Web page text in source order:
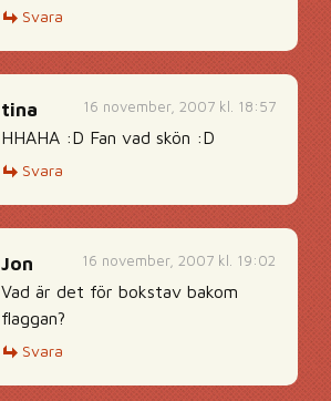
Svara
16 november, 2007 kl. 18:57
tina
HHAHA :D Fan vad skön :D
Svara
16 november, 2007 kl. 19:02
Jon
Vad är det för bokstav bakom
flaggan?
Svara